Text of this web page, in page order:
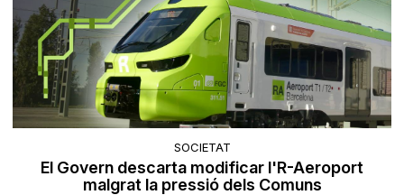
SOCIETAT
El Govern descarta modificar l'R-Aeroport
malgrat la pressió dels Comuns